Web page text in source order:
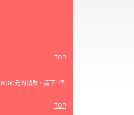
TOP
元的點數，請下1個
TOP